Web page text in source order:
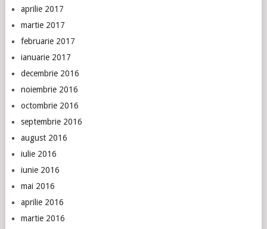
aprilie 2017
martie 2017
februarie 2017
ianuarie 2017
decembrie 2016
noiembrie 2016
octombrie 2016
septembrie 2016
august 2016
iulie 2016
iunie 2016
mai 2016
aprilie 2016
martie 2016